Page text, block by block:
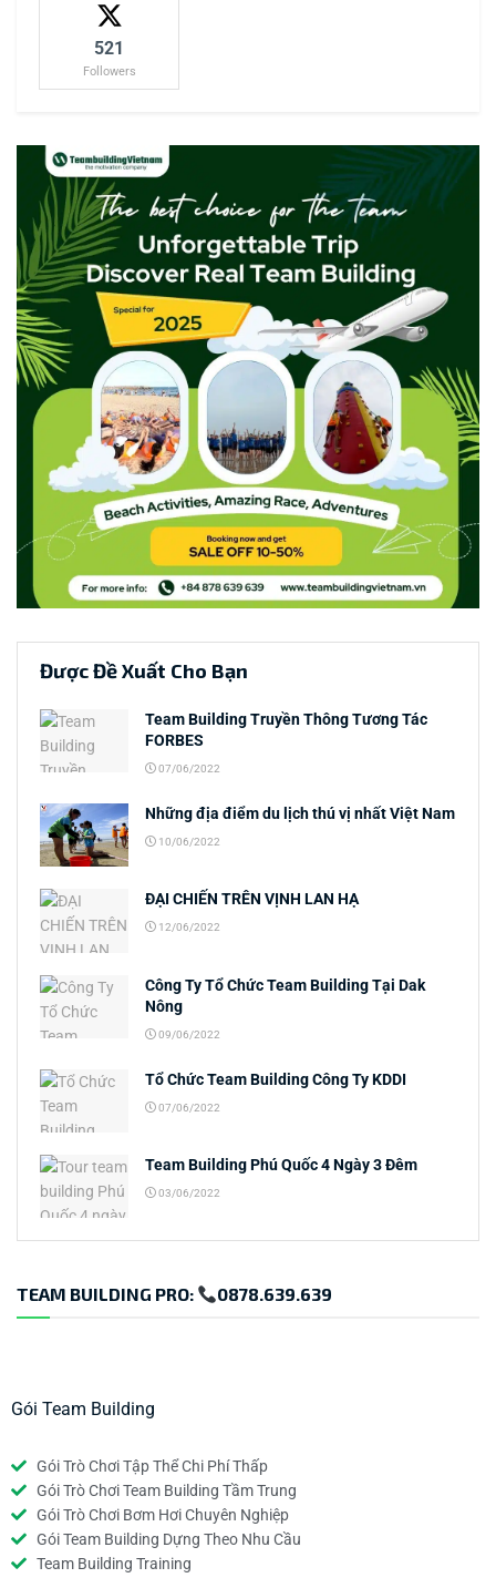
521
Followers
Được Đề Xuất Cho Bạn
Team Building Truyền Thông Tương Tác
FORBES
07/06/2022
Những địa điểm du lịch thú vị nhất Việt Nam
10/06/2022
ĐẠI CHIẾN TRÊN VỊNH LAN HẠ
12/06/2022
Công Ty Tổ Chức Team Building Tại Dak
Nông
09/06/2022
Tổ Chức Team Building Công Ty KDDI
07/06/2022
Team Building Phú Quốc 4 Ngày 3 Đêm
03/06/2022
TEAM BUILDING PRO: 0878.639.639
Gói Team Building
Gói Trò Chơi Tập Thể Chi Phí Thấp
Gói Trò Chơi Team Building Tầm Trung
Gói Trò Chơi Bơm Hơi Chuyên Nghiệp
Gói Team Building Dựng Theo Nhu Cầu
Team Building Training